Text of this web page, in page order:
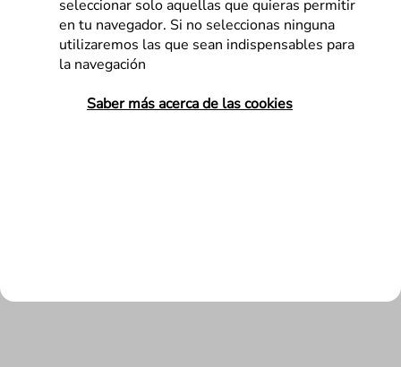
seleccionar solo aquellas que quieras permitir
en tu navegador. Si no seleccionas ninguna
utilizaremos las que sean indispensables para
la navegación
Saber más acerca de las cookies
Desarrollo
Guideline técnico para